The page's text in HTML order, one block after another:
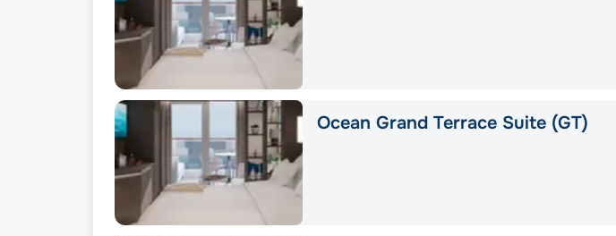
Ocean Grand Terrace Suite (GT)